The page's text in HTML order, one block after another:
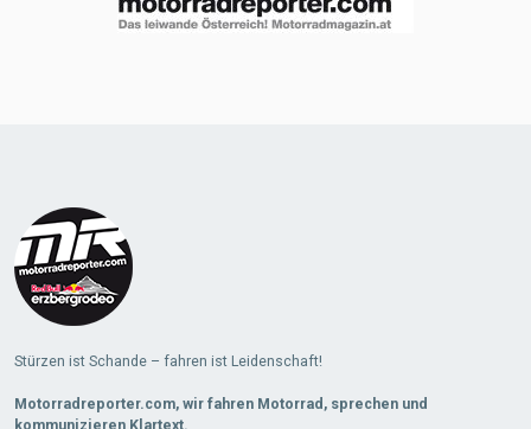
Stürzen ist Schande – fahren ist Leidenschaft!
Motorradreporter.com, wir fahren Motorrad, sprechen und
kommunizieren Klartext.